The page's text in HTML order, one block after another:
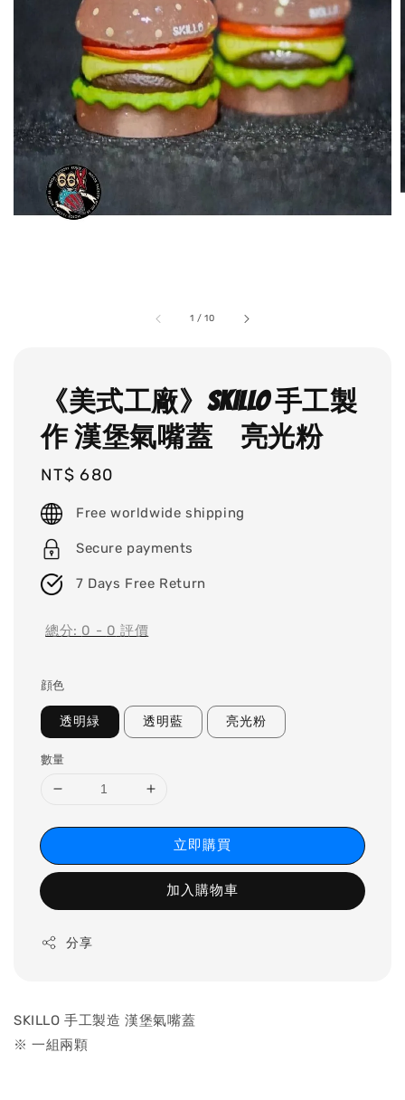
1 /10
《美式工廠》SKILLO 手工製
作 漢堡氣嘴蓋 亮光粉
Regular
price
NT$ 680
Free worldwide shipping
Secure payments
7 Days Free Return
總分: 0 - 0 評價
顔色
透明緑 透明藍 亮光粉
數量
立即購買
加入購物車
分享
SKILLO 手工製造 漢堡氣嘴蓋
※ 一組兩顆